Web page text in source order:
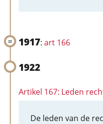
1917: art 166
1922
Artikel 167: Leden
De leden van de